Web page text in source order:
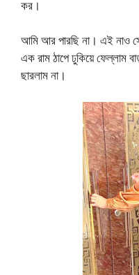
কর।
আমি আর পারছি না। এই নাও
এক রাম ঠাপে ঢুকিয়ে ফেল্লাম
ছারলাম না।